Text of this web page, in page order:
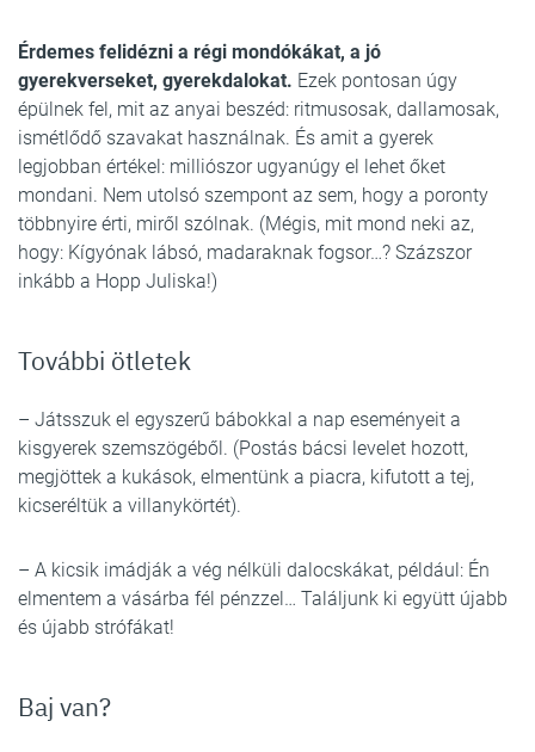
Érdemes felidézni a régi mondókákat, a jó
gyerekverseket, gyerekdalokat. Ezek pontosan úgy
épülnek fel, mit az anyai beszéd: ritmusosak, dallamosak,
ismétlődő szavakat használnak. És amit a gyerek
legjobban értékel: milliószor ugyanúgy el lehet őket
mondani. Nem utolsó szempont az sem, hogy a poronty
többnyire érti, miről szólnak. (Mégis, mit mond neki az,
hogy: Kígyónak lábsó, madaraknak fogsor…? Százszor
inkább a Hopp Juliska!)
További ötletek
– Játsszuk el egyszerű bábokkal a nap eseményeit a
kisgyerek szemszögéből. (Postás bácsi levelet hozott,
megjöttek a kukások, elmentünk a piacra, kifutott a tej,
kicseréltük a villanykörtét).
– A kicsik imádják a vég nélküli dalocskákat, például: Én
elmentem a vásárba fél pénzzel… Találjunk ki együtt újabb
és újabb strófákat!
Baj van?